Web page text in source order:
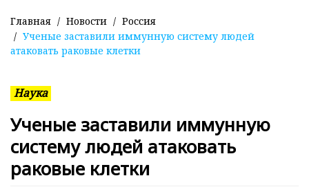
Главная Новости
Россия
Ученые заставили иммунную систему людей
атаковать раковые клетки
Ученые заставили иммунную
систему людей атаковать
раковые клетки
Наука